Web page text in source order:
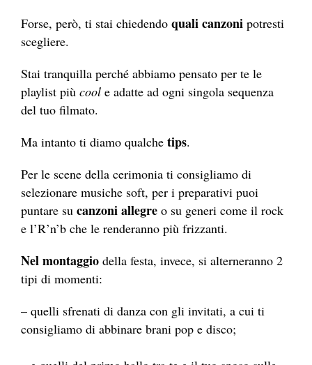
Forse, però, ti stai chiedendo quali canzoni potresti
scegliere.
Stai tranquilla perché abbiamo pensato per te le
playlist più cool e adatte ad ogni singola sequenza
del tuo filmato.
Ma intanto ti diamo qualche tips.
Per le scene della cerimonia ti consigliamo di
selezionare musiche soft, per i preparativi puoi
puntare su canzoni allegre o su generi come il rock
e l’R’n’b che le renderanno più frizzanti.
Nel montaggio della festa, invece, si alterneranno 2
tipi di momenti:
– quelli sfrenati di danza con gli invitati, a cui ti
consigliamo di abbinare brani pop e disco;